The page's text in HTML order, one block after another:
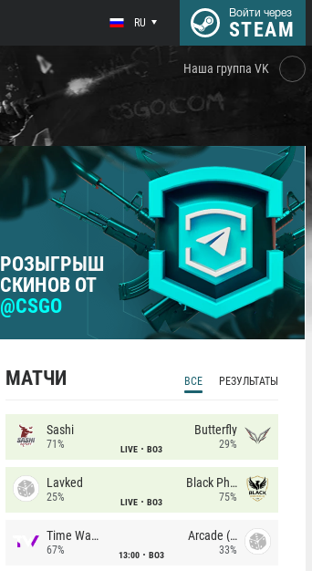
RU
Войти через
STEAM
Наша группа VK
РОЗЫГРЫШ
СКИНОВ ОТ
@CSGO
МАТЧИ ВСЕ РЕЗУЛЬТАТЫ
Sashi
71% LIVE BO3
Butterfly
29%
Lavked
25% LIVE BO3
Black Phoenix
75%
Time Waves
67% 13:00 BO3
Arcade (AU)
33%